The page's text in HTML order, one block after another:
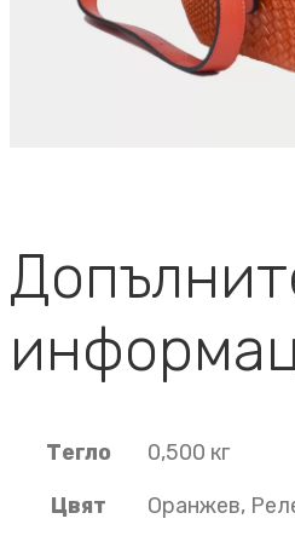
Тегло
0,500 кг
Цвят
Оранжев,